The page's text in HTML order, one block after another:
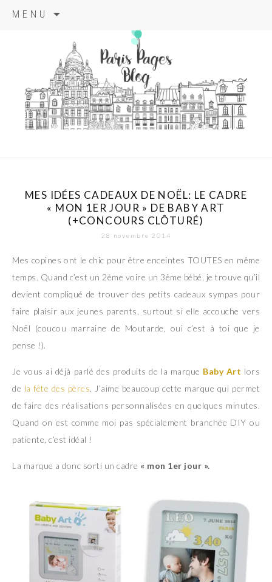
MENU
principal
paris pages
blog
MES IDÉES CADEAUX DE NOËL: LE CADRE
« MON 1ER JOUR » DE BABY ART
(+CONCOURS CLÔTURÉ)
28 novembre 2014
Mes copines ont le chic pour être enceintes TOUTES en même
temps. Quand c’est un 2ème voire un 3ème bébé, je trouve qu’il
devient compliqué de trouver des petits cadeaux sympas pour
faire plaisir aux jeunes parents, surtout si elle accouche vers
Noël (coucou marraine de Moutarde, oui c’est à toi que je
pense !).
Je vous ai déjà parlé des produits de la marque Baby Art lors
de la fête des pères. J’aime beaucoup cette marque qui permet
de faire des réalisations personnalisées en quelques minutes.
Quand on est comme moi pas spécialement branchée DIY ou
patiente, c’est idéal !
La marque a donc sorti un cadre « mon 1er jour ».